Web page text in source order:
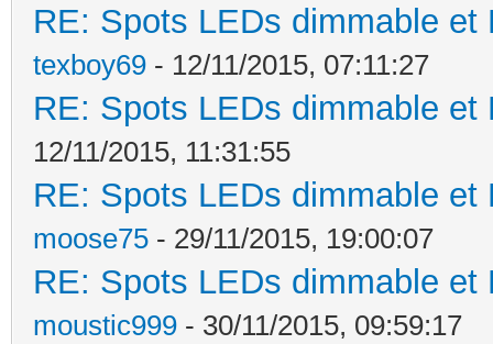
RE: Spots LEDs dimmable
texboy69 - 12/11/2015, 07:11:27
RE: Spots LEDs dimmable
12/11/2015, 11:31:55
RE: Spots LEDs dimmable
moose75 - 29/11/2015, 19:00:07
RE: Spots LEDs dimmable
moustic999 - 30/11/2015, 09:59:17